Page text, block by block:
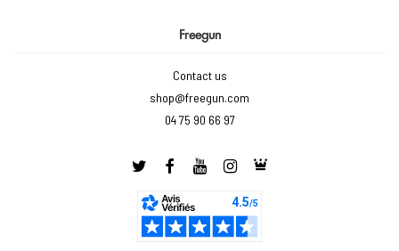
Freegun
Contact us
shop@freegun.com
04 75 90 66 97